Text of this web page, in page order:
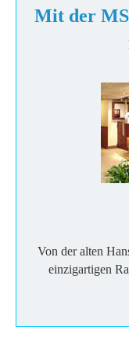
Mit der MS
Von der alten
einzigartigen